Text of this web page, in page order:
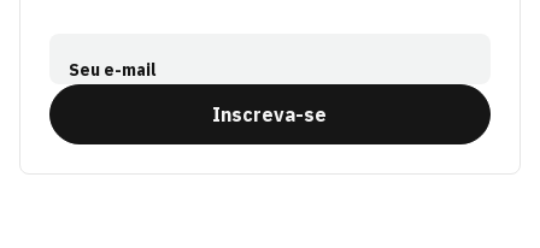
Seu e-mail
Inscreva-se